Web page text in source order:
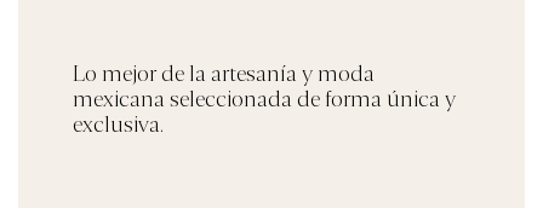
Lo mejor de la artesanía y moda
mexicana seleccionada de forma única y
exclusiva.